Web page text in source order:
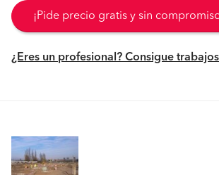
¡Pide precio gratis y sin
¿Eres un profesional? Consigue